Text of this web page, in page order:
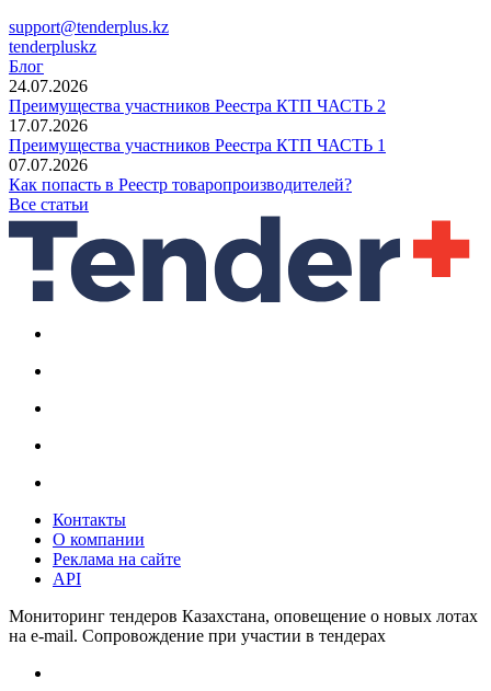
support@tenderplus.kz
tenderpluskz
Блог
24.07.2026
Преимущества участников Реестра КТП ЧАСТЬ 2
17.07.2026
Преимущества участников Реестра КТП ЧАСТЬ 1
07.07.2026
Как попасть в Реестр товаропроизводителей?
Все статьи
Контакты
О компании
Реклама на сайте
API
Мониторинг тендеров Казахстана, оповещение о новых лотах
на e-mail. Сопровождение при участии в тендерах